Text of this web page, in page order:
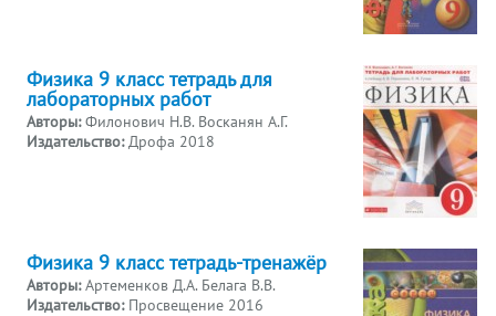
Физика 9 класс тетрадь для
лабораторных работ
Авторы:Филонович Н.В. Восканян А.Г.
Издательство:Дрофа 2018
Физика 9 класс тетрадь-тренажёр
Авторы:Артеменков Д.А. Белага В.В.
Издательство: Просвещение 2016